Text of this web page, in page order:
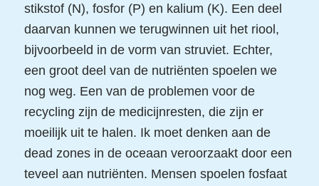
stikstof (N), fosfor (P) en kalium (K). Een deel
daarvan kunnen we terugwinnen uit het riool,
bijvoorbeeld in de vorm van struviet. Echter,
een groot deel van de nutriënten spoelen we
nog weg. Een van de problemen voor de
recycling zijn de medicijnresten, die zijn er
moeilijk uit te halen. Ik moet denken aan de
dead zones in de oceaan veroorzaakt door een
teveel aan nutriënten. Mensen spoelen fosfaat